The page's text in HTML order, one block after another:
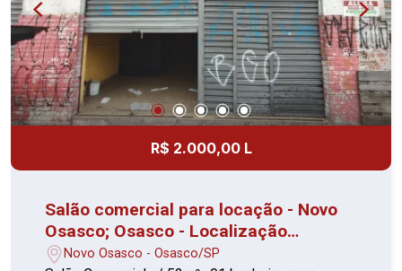
R$ 2.000,00 L
Salão comercial para locação - Novo
Osasco; Osasco - Localização
privilegiada
Novo Osasco - Osasco/SP